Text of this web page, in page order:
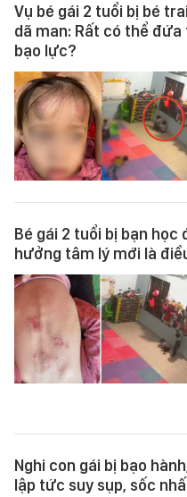
Vụ bé gái 2 tuổi bị bé
dã man: Rất có thể
bạo lực?
Bé gái 2 tuổi bị bạn học
hưởng tâm lý mới là
Nghi con gái bị bạo
lập tức suy sụp, sốc